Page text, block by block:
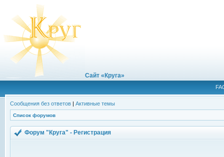
Сайт «Круга»
Сообщения без ответов | Активные темы
Список форумов
Форум "Круга" - Регистрация